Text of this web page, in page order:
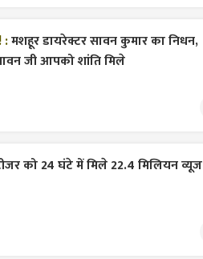
:मशहूर डायरेक्टर सावन कुमार का निधन,
जी आपको शांति मिले
को 24 घंटे में मिले 22.4 मिलियन व्यूज